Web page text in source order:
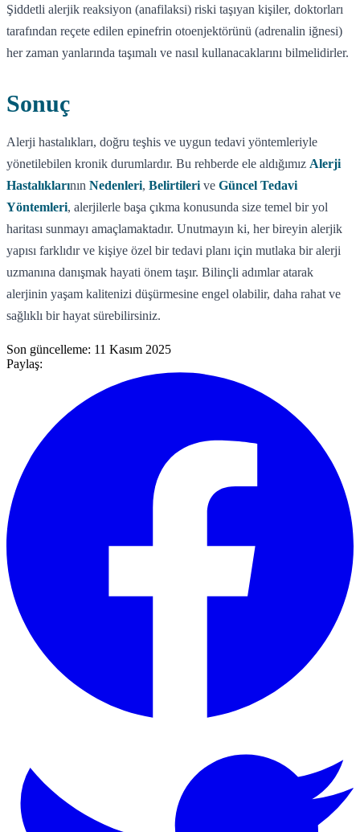
Şiddetli alerjik reaksiyon (anafilaksi) riski taşıyan kişiler, doktorları
tarafından reçete edilen epinefrin otoenjektörünü (adrenalin iğnesi)
her zaman yanlarında taşımalı ve nasıl kullanacaklarını bilmelidirler.
Sonuç
Alerji hastalıkları, doğru teşhis ve uygun tedavi yöntemleriyle
yönetilebilen kronik durumlardır. Bu rehberde ele aldığımız Alerji
Hastalıklarının Nedenleri, Belirtileri ve Güncel Tedavi
Yöntemleri, alerjilerle başa çıkma konusunda size temel bir yol
haritası sunmayı amaçlamaktadır. Unutmayın ki, her bireyin alerjik
yapısı farklıdır ve kişiye özel bir tedavi planı için mutlaka bir alerji
uzmanına danışmak hayati önem taşır. Bilinçli adımlar atarak
alerjinin yaşam kalitenizi düşürmesine engel olabilir, daha rahat ve
sağlıklı bir hayat sürebilirsiniz.
Son güncelleme: 11 Kasım 2025
Paylaş: